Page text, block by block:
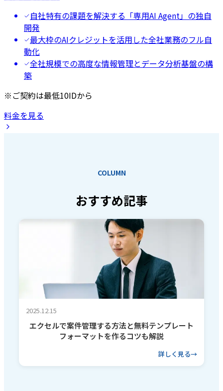
自社特有の課題を解決する「専用AI Agent」の独自
開発
最大枠のAIクレジットを活用した全社業務のフル自
動化
全社規模での高度な情報管理とデータ分析基盤の構
築
※ご契約は最低10IDから
料金を見る
COLUMN
おすすめ記事
2025.12.15
エクセルで案件管理する方法と無料テンプレート
フォーマットを作るコツも解説
詳しく見る